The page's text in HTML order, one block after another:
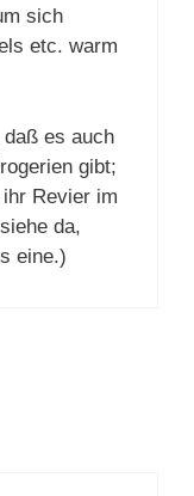
sich
etc. warm
es auch
gibt;
Revier im
da,
eine.)